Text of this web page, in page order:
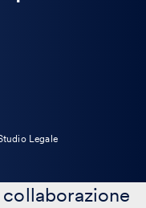
Legale
collaborazione